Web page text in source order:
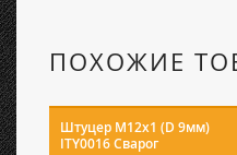
ПОХОЖИЕ
Штуцер М12х1 (D 9мм)
ITY0016 Сварог